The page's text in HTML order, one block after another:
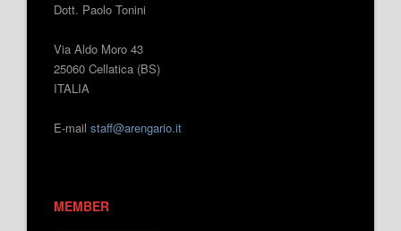
Dott. Paolo Tonini
Via Aldo Moro 43
25060 Cellatica (BS)
ITALIA
E-mail staff@arengario.it
MEMBER